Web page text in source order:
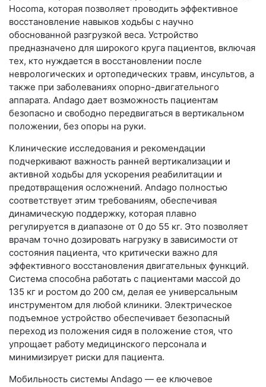
Hocoma, которая позволяет проводить эффективное
восстановление навыков ходьбы с научно
обоснованной разгрузкой веса. Устройство
предназначено для широкого круга пациентов, включая
тех, кто нуждается в восстановлении после
неврологических и ортопедических травм, инсультов, а
также при заболеваниях опорно-двигательного
аппарата. Andago дает возможность пациентам
безопасно и свободно передвигаться в вертикальном
положении, без опоры на руки.
Клинические исследования и рекомендации
подчеркивают важность ранней вертикализации и
активной ходьбы для ускорения реабилитации и
предотвращения осложнений. Andago полностью
соответствует этим требованиям, обеспечивая
динамическую поддержку, которая плавно
регулируется в диапазоне от 0 до 55 кг. Это позволяет
врачам точно дозировать нагрузку в зависимости от
состояния пациента, что критически важно для
эффективного восстановления двигательных функций.
Система способна работать с пациентами массой до
135 кг и ростом до 200 см, делая ее универсальным
инструментом для любой клиники. Электрическое
подъемное устройство обеспечивает безопасный
переход из положения сидя в положение стоя, что
упрощает работу медицинского персонала и
минимизирует риски для пациента.
Мобильность системы Andago — ее ключевое